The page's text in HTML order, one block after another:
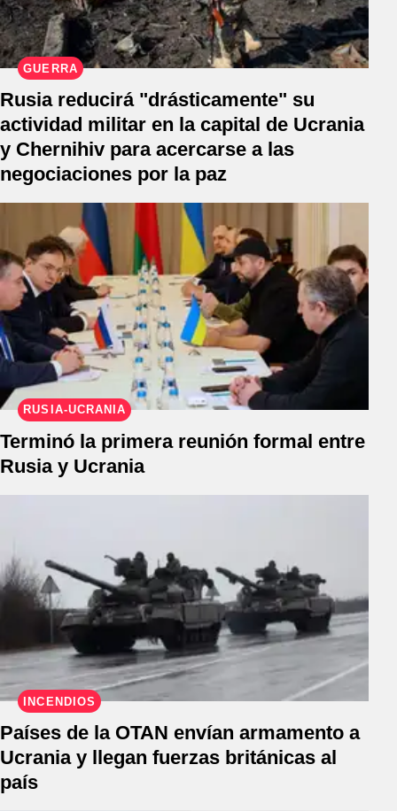
GUERRA
Rusia reducirá "drásticamente" su
actividad militar en la capital de Ucrania
y Chernihiv para acercarse a las
negociaciones por la paz
RUSIA-UCRANIA
Terminó la primera reunión formal entre
Rusia y Ucrania
INCENDIOS
Países de la OTAN envían armamento a
Ucrania y llegan fuerzas británicas al
país